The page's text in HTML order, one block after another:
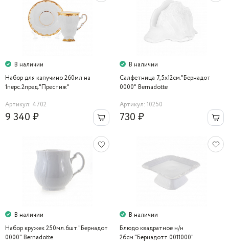
В наличии
Набор для капучино 260мл на
1перс.2пред."Престиж"
Артикул: 4702
9 340 ₽
В наличии
Салфетница 7,5х12см."Бернадот
0000" Bernadotte
Артикул: 10250
730 ₽
В наличии
Набор кружек 250мл.6шт."Бернадот
0000" Bernadotte
В наличии
Блюдо квадратное н/н
26см."Бернадотт 0011000"